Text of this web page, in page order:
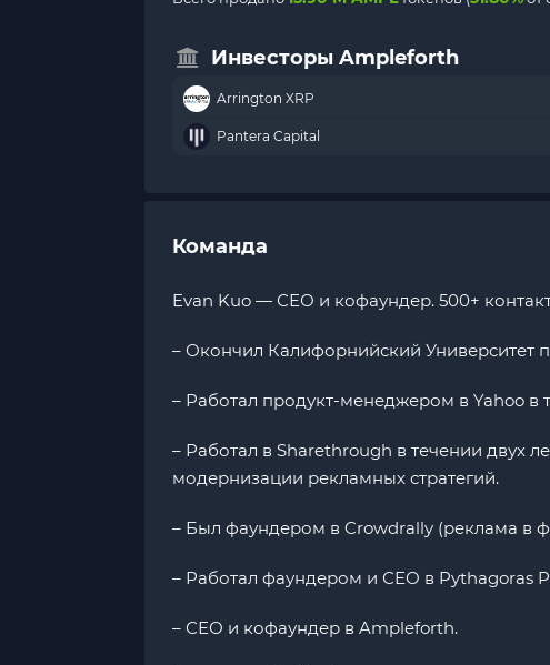
Инвесторы Ampleforth
Arrington XRP
Pantera Capital
Команда
Evan Kuo — СЕО и кофаундер. 500+
– Окончил Калифорнийский Университет
– Работал продукт-менеджером в Yahoo в
– Работал в Sharethrough в течении двух
модернизации рекламных стратегий.
– Был фаундером в Crowdrally (реклама в
– Работал фаундером и СЕО в Pythagoras
– СЕО и кофаундер в Ampleforth.